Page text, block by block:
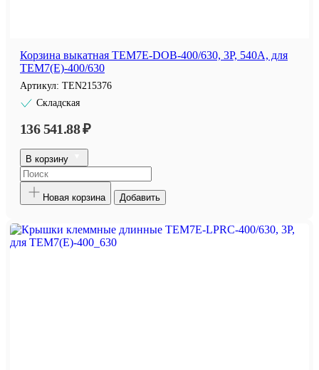
Корзина выкатная TEM7E-DOB-400/630, 3P, 540А, для
TEM7(E)-400/630
Артикул: TEN215376
Складская
136 541.88 ₽
В корзину
Новая корзина Добавить